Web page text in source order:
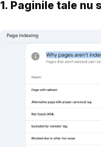
1. Paginile tale nu